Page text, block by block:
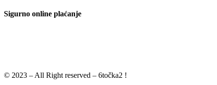
Sigurno online plaćanje
© 2023 – All Right reserved – 6točka2 !